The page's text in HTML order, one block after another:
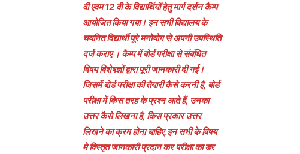
वी एवम 12 वी के विद्यार्थियों हेतु मार्ग दर्शन कैम्प
आयोजित किया गया। इन सभी विद्यालय के
चयनित विद्यार्थी पूरे मनोयोग से अपनी उपस्थिति
दर्ज कराए । कैम्प में बोर्ड परीक्षा से संबंधित
विषय विशेषज्ञों द्वारा पूरी जानकारी दी गई।
जिसमें बोर्ड परीक्षा की तैयारी कैसे करनी है, बोर्ड
परीक्षा में किस तरह के प्रश्न आते हैं, उनका
उत्तर कैसे लिखना है, किस प्रकार उत्तर
लिखने का क्रम होना चाहिए,इन सभी के विषय
मे विस्तृत जानकारी प्रदान कर परीक्षा का डर